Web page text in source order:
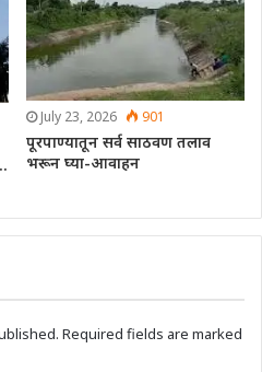
July 23, 2026 901
पूरपाण्यातून सर्व साठवण तलाव
भरून घ्या-आवाहन
Required fields are marked